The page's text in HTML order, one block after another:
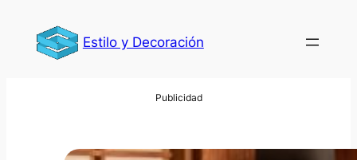
contenido
Estilo y Decoración